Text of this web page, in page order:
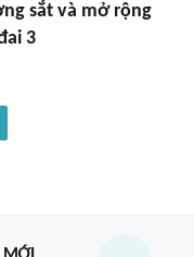
sắt và mở rộng
3